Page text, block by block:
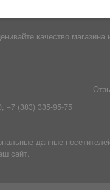
+7 (383) 335-95-75
данные
сайт.